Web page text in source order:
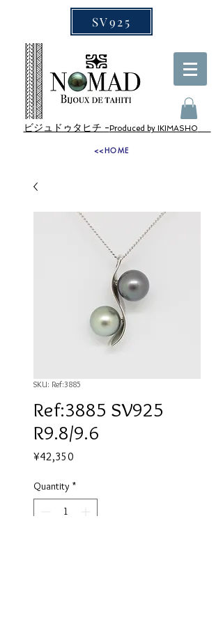
SV925
ビジュドゥタヒチ - Produced by IKIMASHO
<<HOME
SKU: Ref:3885
Ref:3885 SV925
R9.8/9.6
¥42,350
Quantity *